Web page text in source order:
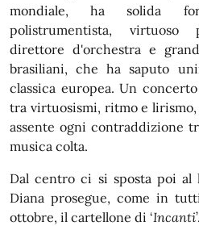
mondiale, ha solida
polistrumentista,
direttore d'orchestra e
brasiliani, che ha saputo
classica europea. Un
tra virtuosismi, ritmo e
assente ogni contraddizione
musica colta.
Dal centro ci si sposta poi al
Diana prosegue, come in
ottobre, il cartellone di ‘Incanti